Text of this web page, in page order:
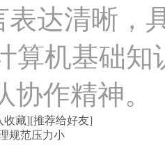
表达清晰，
算机基础
作精神。
收藏][推荐给好友]
规范压力小